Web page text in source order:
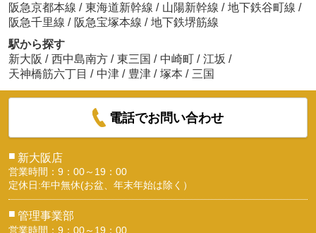
阪急京都本線 / 東海道新幹線 / 山陽新幹線 / 地下鉄谷町線 /
阪急千里線 / 阪急宝塚本線 / 地下鉄堺筋線
駅から探す
新大阪 / 西中島南方 / 東三国 / 中崎町 / 江坂 /
天神橋筋六丁目 / 中津 / 豊津 / 塚本 / 三国
電話でお問い合わせ
■ 新大阪店
営業時間：9：00～19：00
定休日:年中無休(お盆、年末年始は除く）
■ 管理事業部
営業時間：9：00～19：00